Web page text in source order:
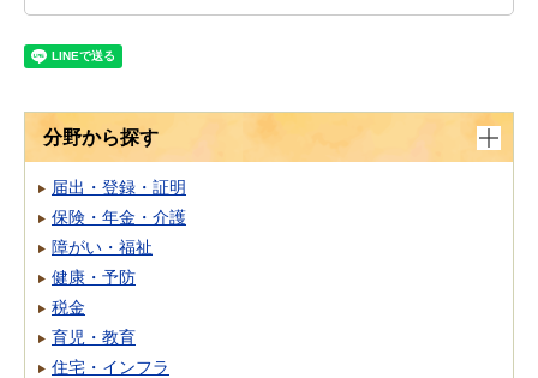
分野から探す
届出・登録・証明
保険・年金・介護
障がい・福祉
健康・予防
税金
育児・教育
住宅・インフラ